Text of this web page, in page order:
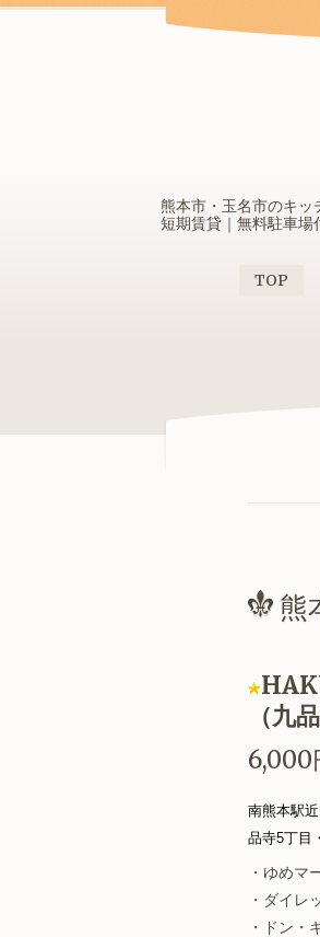
熊本市・玉名市のキ
短期賃貸｜無料駐車
TOP
熊
（九
6,000
南熊本駅
品寺5丁目
・ゆめマ
・ダイレ
・ドン・